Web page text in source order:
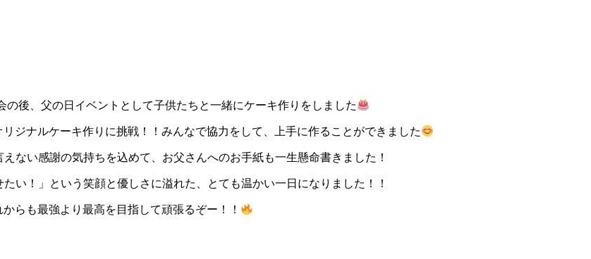
の後、父の日イベントとして子供たちと一緒にケーキ作りをしました
ジナルケーキ作りに挑戦！！みんなで協力をして、上手に作ることができました
ない感謝の気持ちを込めて、お父さんへのお手紙も一生懸命書きました！
い！」という笑顔と優しさに溢れた、とても温かい一日になりました！！
からも最強より最高を目指して頑張るぞー！！